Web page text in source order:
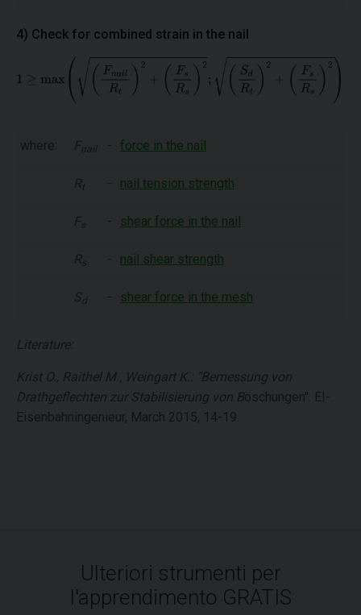
4) Check for combined strain in the nail
where: F nail - force in the nail
R t - nail tension strength
F s - shear force in the nail
Rs - nail shear strength
S d - shear force in the mesh
Literature:
Krist O., Raithel M., Weingart K.: "Bemessung von
Drathgeflechten zur Stabilisierung von Böschungen". EI-
Eisenbahningenieur, March 2015, 14-19.
Ulteriori strumenti per
l'apprendimento GRATIS